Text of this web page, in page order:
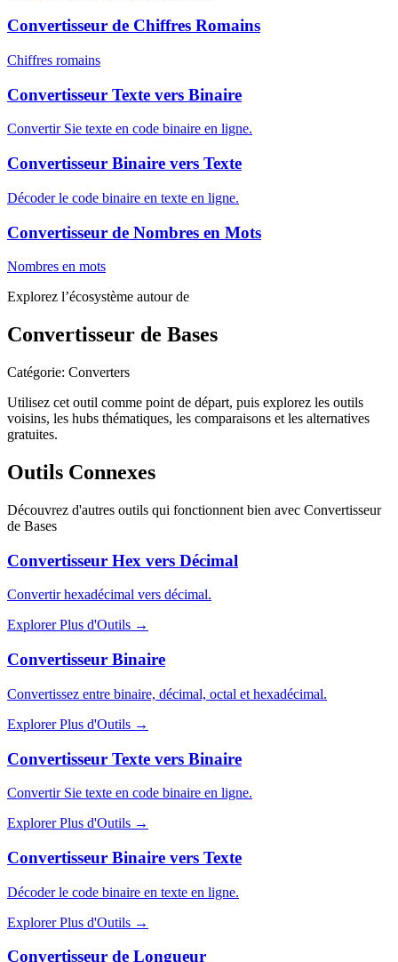
Convertisseur de Chiffres Romains
Chiffres romains
Convertisseur Texte vers Binaire
Convertir Sie texte en code binaire en ligne.
Convertisseur Binaire vers Texte
Décoder le code binaire en texte en ligne.
Convertisseur de Nombres en Mots
Nombres en mots
Explorez l’écosystème autour de
Convertisseur de Bases
Catégorie: Converters
Utilisez cet outil comme point de départ, puis explorez les outils
voisins, les hubs thématiques, les comparaisons et les alternatives
gratuites.
Outils Connexes
Découvrez d'autres outils qui fonctionnent bien avec Convertisseur
de Bases
Convertisseur Hex vers Décimal
Convertir hexadécimal vers décimal.
Explorer Plus d'Outils →
Convertisseur Binaire
Convertissez entre binaire, décimal, octal et hexadécimal.
Explorer Plus d'Outils →
Convertisseur Texte vers Binaire
Convertir Sie texte en code binaire en ligne.
Explorer Plus d'Outils →
Convertisseur Binaire vers Texte
Décoder le code binaire en texte en ligne.
Explorer Plus d'Outils →
Convertisseur de Longueur